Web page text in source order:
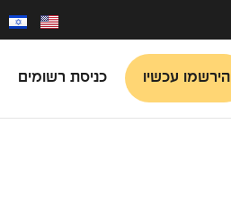
הירשמו עכשיו כניסת רשומים